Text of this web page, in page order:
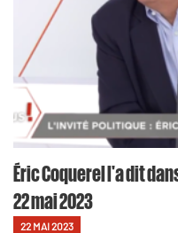
Éric Coquerel l'a dit
22 mai 2023
22 MAI 2023